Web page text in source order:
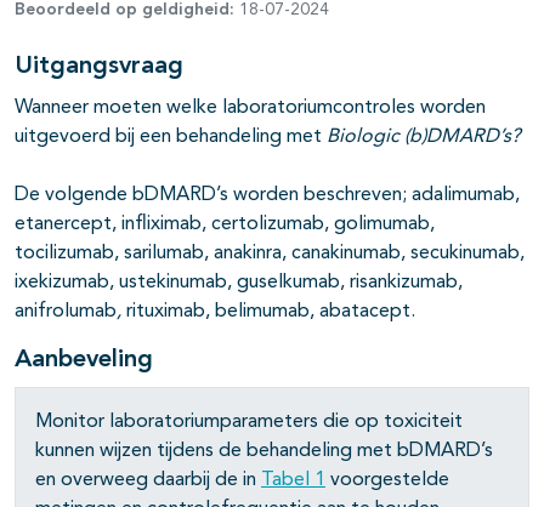
Beoordeeld op geldigheid: 18-07-2024
Uitgangsvraag
Wanneer moeten welke laboratoriumcontroles worden
uitgevoerd bij een behandeling met Biologic (b)DMARD’s?
De volgende bDMARD’s worden beschreven; adalimumab,
etanercept, infliximab, certolizumab, golimumab,
tocilizumab, sarilumab, anakinra, canakinumab, secukinumab,
ixekizumab, ustekinumab, guselkumab, risankizumab,
anifrolumab, rituximab, belimumab, abatacept.
Aanbeveling
Monitor laboratoriumparameters die op toxiciteit
kunnen wijzen tijdens de behandeling met bDMARD’s
en overweeg daarbij de in
Tabel 1 voorgestelde